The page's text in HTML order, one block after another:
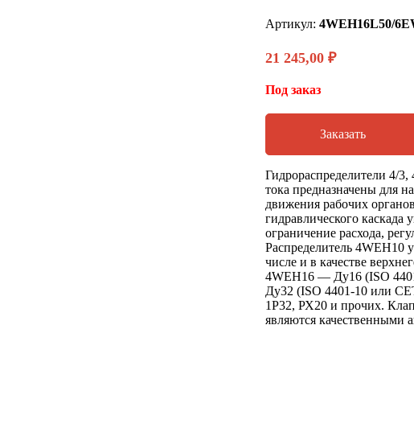
Артикул:4WEH16L50/
21 245,00₽
Под заказ
Заказать
Гидрораспределители 4/
тока предназначены для
движения рабочих
гидравлического
ограничение расхода,
Распределитель 4WEH10
числе и в качестве
4WEH16 — Ду16 (ISO
Ду32 (ISO 4401-10 или
1Р32, РХ20 и прочих.
являются качественными